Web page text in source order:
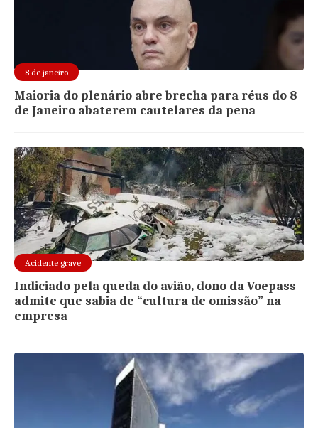
8 de janeiro
Maioria do plenário abre brecha para réus do 8
de Janeiro abaterem cautelares da pena
Acidente grave
Indiciado pela queda do avião, dono da Voepass
admite que sabia de “cultura de omissão” na
empresa